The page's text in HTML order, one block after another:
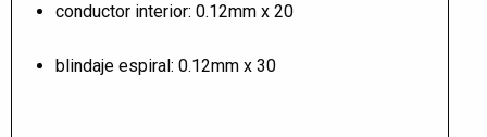
conductor interior: 0.12mm x 20
blindaje espiral: 0.12mm x 30